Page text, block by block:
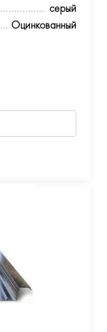
серый
Оцинкованный